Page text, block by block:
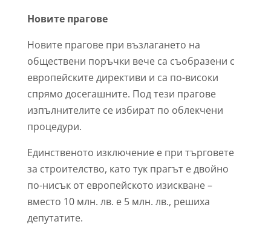
Новите прагове
Новите прагове при възлагането на
обществени поръчки вече са съобразени с
европейските директиви и са по-високи
спрямо досегашните. Под тези прагове
изпълнителите се избират по облекчени
процедури.
Единственото изключение е при търговете
за строителство, като тук прагът е двойно
по-нисък от европейското изискване –
вместо 10 млн. лв. е 5 млн. лв., решиха
депутатите.